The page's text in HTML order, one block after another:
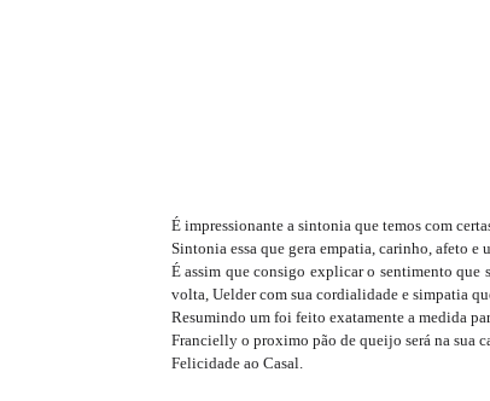
É impressionante a sintonia que temos com
Sintonia essa que gera empatia, carinho, afeto
É assim que consigo explicar o sentimento que
volta, Uelder com sua cordialidade e simpatia
Resumindo um foi feito exatamente a medida
Francielly o proximo pão de queijo será na sua
Felicidade ao Casal.